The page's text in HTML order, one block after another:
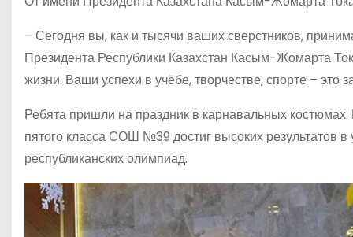
– Сегодня вы, как и тысячи ваших сверстников,
Президента Республики Казахстан Касым-Жомарта
жизни. Ваши успехи в учёбе, творчестве, спорте – это
Ребята пришли на праздник в карнавальных
пятого класса СОШ №39 достиг высоких результатов
республиканских олимпиад.